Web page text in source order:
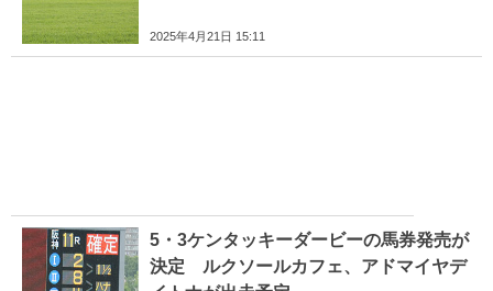
2025年4月21日 15:11
5・3ケンタッキーダービーの馬券発売が
決定 ルクソールカフェ、アドマイヤデ